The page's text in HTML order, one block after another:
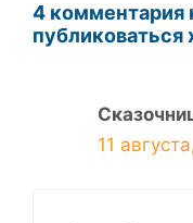
4 комментария
публиковаться
11